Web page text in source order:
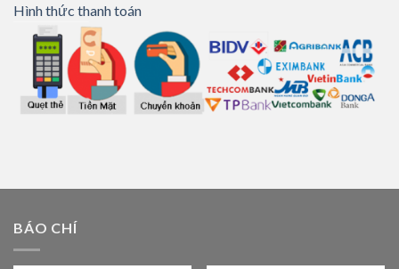
Hình thức thanh toán
BÁO CHÍ